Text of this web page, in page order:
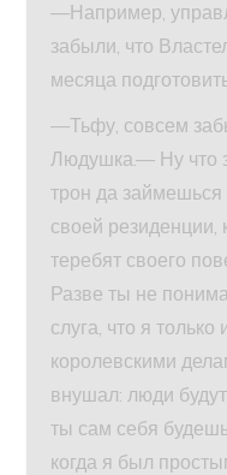
—Например,
забыли, что
месяца
—Тьфу, совсем
Людушка.— Ну что
трон да займешься
своей резиденции,
теребят своего
Разве ты не
слуга, что я
королевскими
внушал: люди
ты сам себя
когда я был